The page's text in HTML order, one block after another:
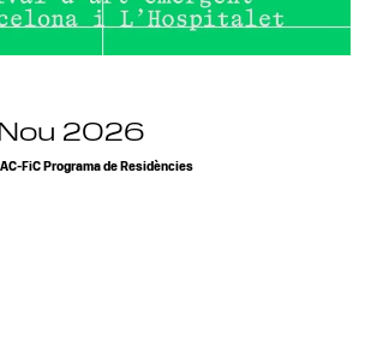
2026
FiC Programa de Residències